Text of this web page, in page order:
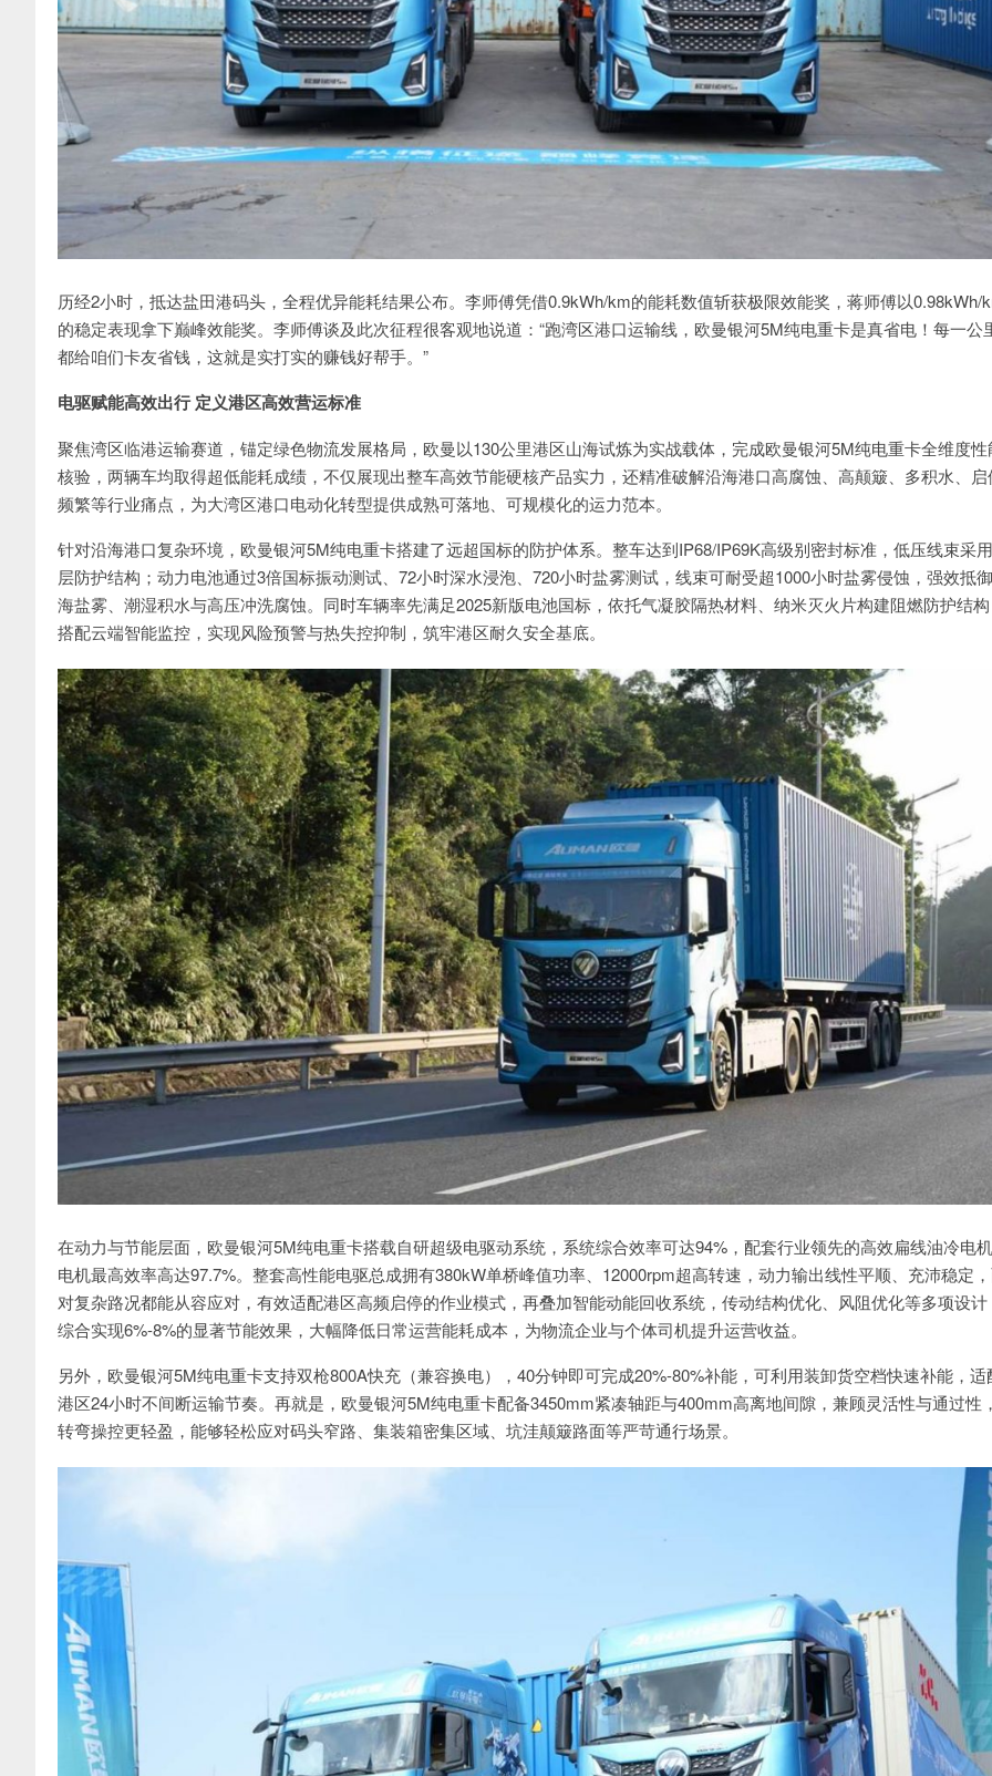
历经2小时，抵达盐田港码头，全程优异能耗结果公布。李师傅凭借0.9kWh/km的能耗数值斩获极限效能奖，蒋师傅以0.98kWh/
的稳定表现拿下巅峰效能奖。李师傅谈及此次征程很客观地说道：“跑湾区港口运输线，欧曼银河5M纯电重卡是真省电！每一公
都给咱们卡友省钱，这就是实打实的赚钱好帮手。”
电驱赋能高效出行 定义港区高效营运标准
聚焦湾区临港运输赛道，锚定绿色物流发展格局，欧曼以130公里港区山海试炼为实战载体，完成欧曼银河5M纯电重卡全维度性
核验，两辆车均取得超低能耗成绩，不仅展现出整车高效节能硬核产品实力，还精准破解沿海港口高腐蚀、高颠簸、多积水、启
频繁等行业痛点，为大湾区港口电动化转型提供成熟可落地、可规模化的运力范本。
针对沿海港口复杂环境，欧曼银河5M纯电重卡搭建了远超国标的防护体系。整车达到IP68/IP69K高级别密封标准，低压线束采
层防护结构；动力电池通过3倍国标振动测试、72小时深水浸泡、720小时盐雾测试，线束可耐受超1000小时盐雾侵蚀，强效抵
海盐雾、潮湿积水与高压冲洗腐蚀。同时车辆率先满足2025新版电池国标，依托气凝胶隔热材料、纳米灭火片构建阻燃防护结构
搭配云端智能监控，实现风险预警与热失控抑制，筑牢港区耐久安全基底。
在动力与节能层面，欧曼银河5M纯电重卡搭载自研超级电驱动系统，系统综合效率可达94%，配套行业领先的高效扁线油冷电机
电机最高效率高达97.7%。整套高性能电驱总成拥有380kW单桥峰值功率、12000rpm超高转速，动力输出线性平顺、充沛稳定
对复杂路况都能从容应对，有效适配港区高频启停的作业模式，再叠加智能动能回收系统，传动结构优化、风阻优化等多项设计
综合实现6%-8%的显著节能效果，大幅降低日常运营能耗成本，为物流企业与个体司机提升运营收益。
另外，欧曼银河5M纯电重卡支持双枪800A快充（兼容换电），40分钟即可完成20%-80%补能，可利用装卸货空档快速补能，适
港区24小时不间断运输节奏。再就是，欧曼银河5M纯电重卡配备3450mm紧凑轴距与400mm高离地间隙，兼顾灵活性与通过性，
转弯操控更轻盈，能够轻松应对码头窄路、集装箱密集区域、坑洼颠簸路面等严苛通行场景。